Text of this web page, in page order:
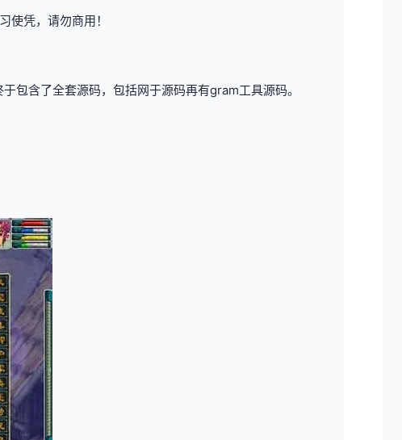
使凭，请勿商用！
包含了全套源码，包括网于源码再有gram工具源码。